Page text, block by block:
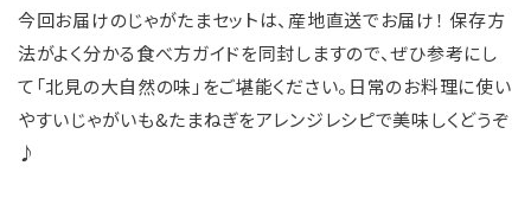
今回お届けのじゃがたまセットは、産地直送でお届け！ 保存方
法がよく分かる食べ方ガイドを同封しますので、ぜひ参考にし
て「北見の大自然の味」をご堪能ください。日常のお料理に使い
やすいじゃがいも&たまねぎをアレンジレシピで美味しくどうぞ
♪